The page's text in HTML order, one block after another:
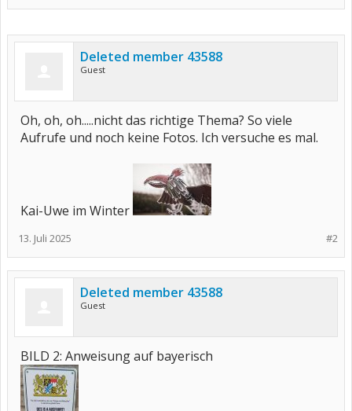
Deleted member 43588
Guest
Oh, oh, oh.....nicht das richtige Thema? So viele
Aufrufe und noch keine Fotos. Ich versuche es mal.
Kai-Uwe im Winter
#2
13. Juli 2025
Deleted member 43588
Guest
BILD 2: Anweisung auf bayerisch